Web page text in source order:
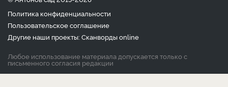
Политика конфиденциальности
Пользовательское соглашение
Другие наши проекты: Сканвордыonline
Любое использование материала допускается только с
письменного согласия редакции